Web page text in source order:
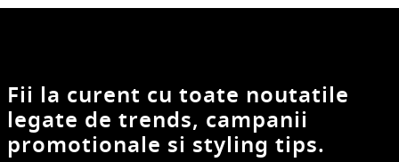
Fii la curent cu toate noutatile
legate de trends, campanii
promotionale si styling tips.